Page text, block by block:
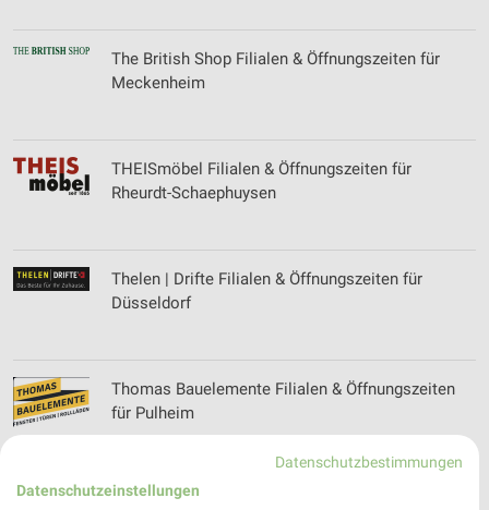
The British Shop Filialen & Öffnungszeiten für
Meckenheim
THEISmöbel Filialen & Öffnungszeiten für
Rheurdt-Schaephuysen
Thelen | Drifte Filialen & Öffnungszeiten für
Düsseldorf
Thomas Bauelemente Filialen & Öffnungszeiten
für Pulheim
Thomas Philipps Prospekt und aktuelle
Datenschutzbestimmungen
Datenschutzeinstellungen